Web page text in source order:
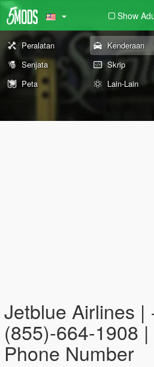
Show
Peralatan Kenderaan
Senjata
Skrip
Peta
Lain-Lain
Jetblue Airlines |
(855)-664-1908
Phone Number